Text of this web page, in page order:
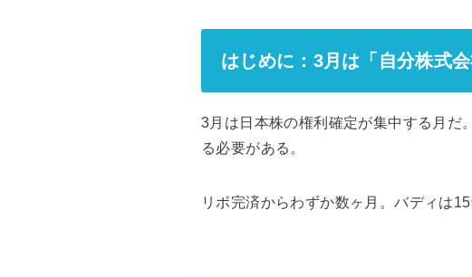
はじめに：3月は「自分株式
3月は日本株の権利確定が集中する月だ
る必要がある。
リボ完済からわずか数ヶ月。バディは